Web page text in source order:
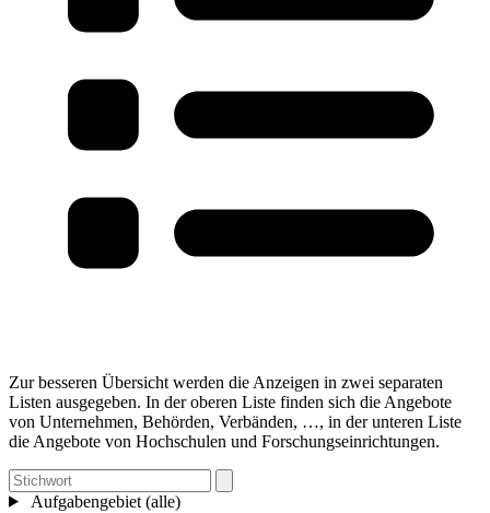
Zur besseren Übersicht werden die Anzeigen in zwei separaten
Listen ausgegeben. In der oberen Liste finden sich die Angebote
von Unternehmen, Behörden, Verbänden, …, in der unteren Liste
die Angebote von Hochschulen und Forschungseinrichtungen.
Aufgabengebiet (alle)